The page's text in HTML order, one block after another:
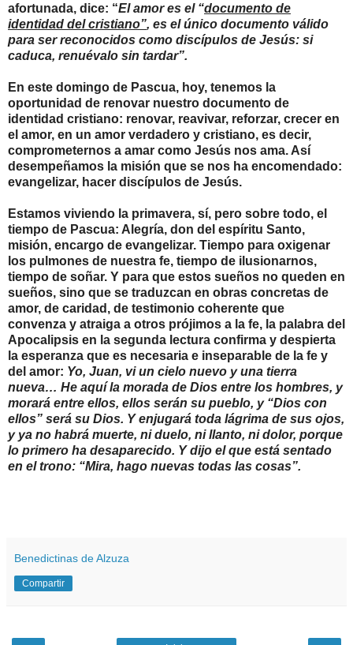
afortunada, dice: “El amor es el “documento de
identidad del cristiano”, es el único documento válido
para ser reconocidos como discípulos de Jesús: si
caduca, renuévalo sin tardar”.
En este domingo de Pascua, hoy, tenemos la
oportunidad de renovar nuestro documento de
identidad cristiano: renovar, reavivar, reforzar, crecer en
el amor, en un amor verdadero y cristiano, es decir,
comprometernos a amar como Jesús nos ama. Así
desempeñamos la misión que se nos ha encomendado:
evangelizar, hacer discípulos de Jesús.
Estamos viviendo la primavera, sí, pero sobre todo, el
tiempo de Pascua: Alegría, don del espíritu Santo,
misión, encargo de evangelizar. Tiempo para oxigenar
los pulmones de nuestra fe, tiempo de ilusionarnos,
tiempo de soñar. Y para que estos sueños no queden en
sueños, sino que se traduzcan en obras concretas de
amor, de caridad, de testimonio coherente que
convenza y atraiga a otros prójimos a la fe, la palabra del
Apocalipsis en la segunda lectura confirma y despierta
la esperanza que es necesaria e inseparable de la fe y
del amor: Yo, Juan, vi un cielo nuevo y una tierra
nueva… He aquí la morada de Dios entre los hombres, y
morará entre ellos, ellos serán su pueblo, y “Dios con
ellos” será su Dios. Y enjugará toda lágrima de sus ojos,
y ya no habrá muerte, ni duelo, ni llanto, ni dolor, porque
lo primero ha desaparecido. Y dijo el que está sentado
en el trono: “Mira, hago nuevas todas las cosas”.
Benedictinas de Alzuza
Compartir